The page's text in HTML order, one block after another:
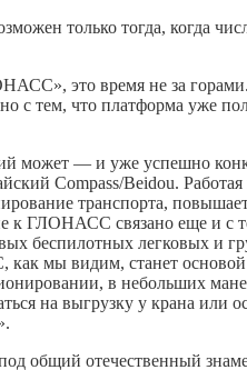
только тогда, когда
это время не за
с тем, что платформа уже
может — и уже успешно
Compass/Beidou. Работая
транспорта,
к ГЛОНАСС связано еще и с
беспилотных легковых и
мы видим, станет основой
в небольших
на выгрузку у крана или
общий отечественный